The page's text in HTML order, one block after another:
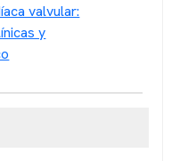
valvular:
y